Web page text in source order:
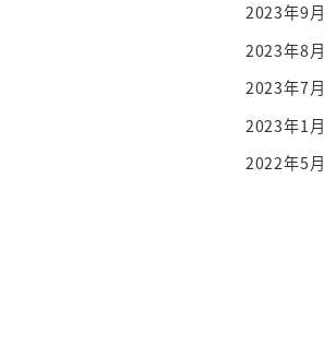
2023年9月
2023年8月
2023年7月
2023年1月
2022年5月